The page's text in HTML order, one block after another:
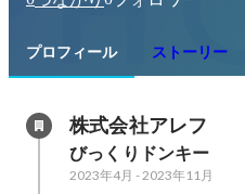
プロフィール ストーリー
株式会社アレフ
びっくりドンキー
2023年4月 -2023年11月